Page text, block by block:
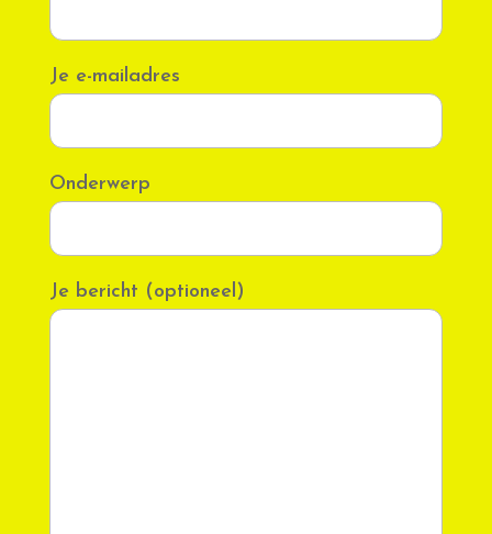
Je e-mailadres
Onderwerp
Je bericht (optioneel)